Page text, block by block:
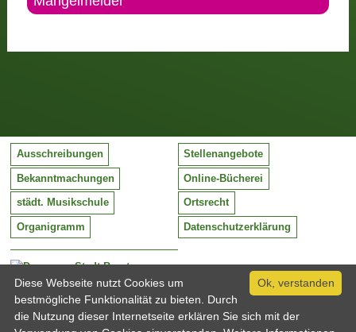
Stadt Barntrup
Mittelstraße 38
32683 Barntrup
Tel:
05263 / 409-0
Ausschreibungen Stellenangebote
Bekanntmachungen Online-Bücherei
städt. Musikschule Ortsrecht
Organigramm Datenschutzerklärung
Ok, verstanden
Diese Webseite nutzt Cookies um
bestmögliche Funktionalität zu bieten. Durch
die Nutzung dieser Internetseite erklären Sie sich mit der